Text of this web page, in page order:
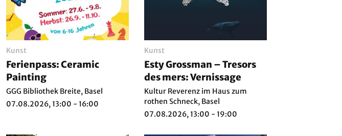
Kunst
Ferienpass: Ceramic
Painting
GGG Bibliothek Breite, Basel
07.08.2026, 13:00 - 16:00
Kunst
Esty Grossman – Tresors
des mers: Vernissage
Kultur Reverenz im Haus zum
rothen Schneck, Basel
07.08.2026, 13:00 - 19:00